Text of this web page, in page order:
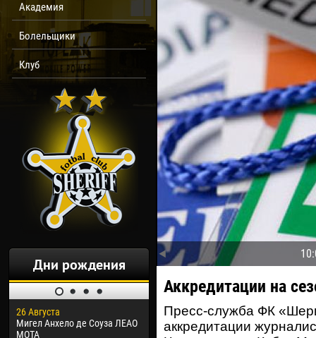
Академия
Болельщики
Клуб
Дни рождения
26 Августа
Мигел Анхело де Соуза ЛЕАО
МОТА
30 Января
Дорасо Морео КЛАС
04
Аккредитации на
Пресс-служба ФК
аккредитации